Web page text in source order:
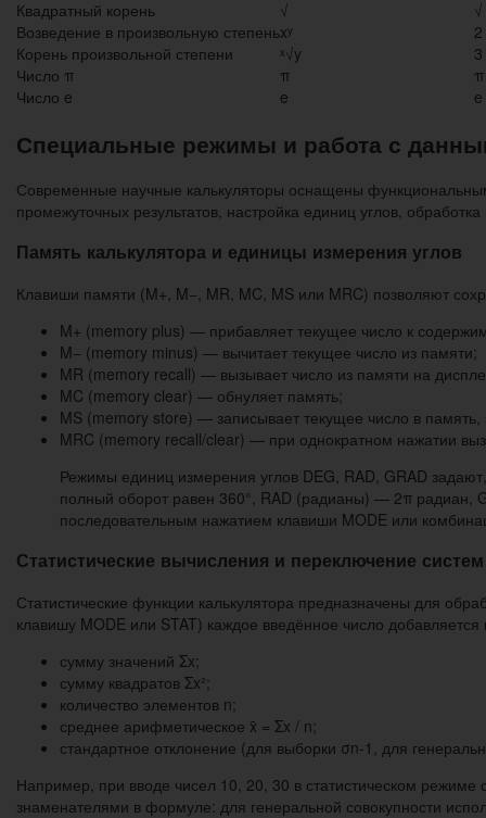
Квадратный корень √
Возведение в произвольную степеньxʸ
Корень произвольной степени
ˣ√y
Число π
π
π
Число e
e e
Специальные режимы и работа с
Современные научные калькуляторы оснащены
промежуточных результатов, настройка единиц углов,
Память калькулятора и единицы измерения углов
Клавиши памяти (M+, M−, MR, MC, MS или MRC) позволяют
M+ (memory plus) — прибавляет текущее число к
M− (memory minus) — вычитает текущее число из памяти;
MR (memory recall) — вызывает число из памяти на
MC (memory clear) — обнуляет память;
MS (memory store) — записывает текущее число в
MRC (memory recall/clear) — при однократном нажатии
Режимы единиц измерения углов DEG, RAD, GRAD
полный оборот равен 360°, RAD (радианы) — 2π радиан,
последовательным нажатием клавиши MODE или
Статистические вычисления и переключение
Статистические функции калькулятора предназначены для
клавишу MODE или STAT) каждое введённое число
сумму значений Σx;
сумму квадратов Σx²;
количество элементов n;
среднее арифметическое x̄ = Σx / n;
стандартное отклонение (для выборки σn-1, для
Например, при вводе чисел 10, 20, 30 в статистическом
знаменателями в формуле: для генеральной совокупности